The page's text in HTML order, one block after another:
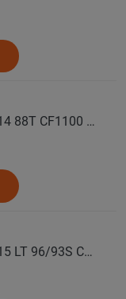
COMFORSER Автошина 185/70 R14 88T CF1100 OWL лето
COMFORSER Автошина 205/70 R15 LT 96/93S CF1100 6PR RWL лето